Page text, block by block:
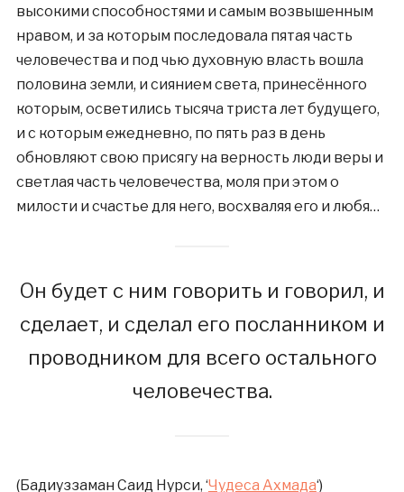
высокими способностями и самым возвышенным
нравом, и за которым последовала пятая часть
человечества и под чью духовную власть вошла
половина земли, и сиянием света, принесённого
которым, осветились тысяча триста лет будущего,
и с которым ежедневно, по пять раз в день
обновляют свою присягу на верность люди веры и
светлая часть человечества, моля при этом о
милости и счастье для него, восхваляя его и любя…
Он будет с ним говорить и говорил, и
сделает, и сделал его посланником и
проводником для всего остального
человечества.
(Бадиуззаман Саид Нурси, ‘Чудеса Ахмада‘)